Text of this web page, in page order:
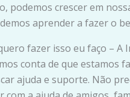
podemos crescer em
aprender a fazer o
fazer isso eu faço – A
conta de que estamos
ajuda e suporte. Não